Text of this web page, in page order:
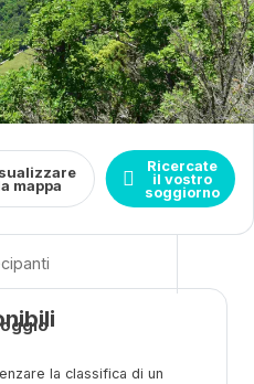
mappa
Ricercate
il vostro
soggiorno
- Partenza
la classifica di un